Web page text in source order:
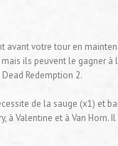
avant votre tour en
ils peuvent le gagner à
Redemption 2.
de la sauge (x1) et
Valentine et à Van Horn.